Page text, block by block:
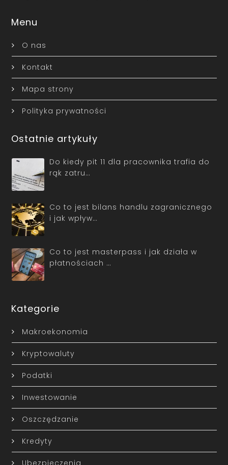
Menu
O nas
Kontakt
Mapa strony
Polityka prywatności
Ostatnie artykuły
Do kiedy pit 11 dla pracownika trafia do
rąk zatru…
Co to jest bilans handlu zagranicznego
i jak wpływ…
Co to jest masterpass i jak działa w
płatnościach …
Kategorie
Makroekonomia
Kryptowaluty
Podatki
Inwestowanie
Oszczędzanie
Kredyty
Ubezpieczenia